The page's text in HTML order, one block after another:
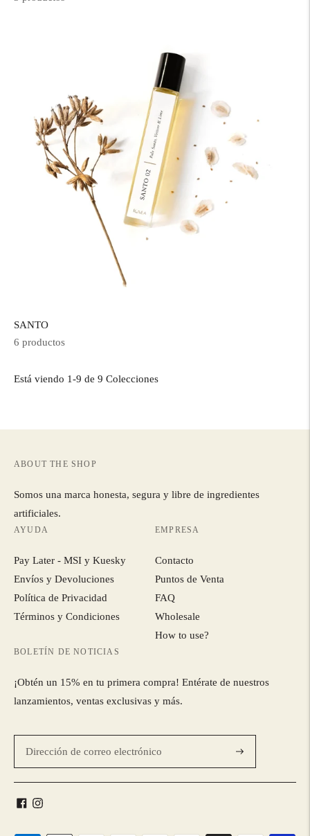
SANTO
6 productos
Está viendo 1-9 de 9 Colecciones
ABOUT THE SHOP
Somos una marca honesta, segura y libre de ingredientes
artificiales.
AYUDA
Pay Later - MSI y Kuesky
Envíos y Devoluciones
Política de Privacidad
Términos y Condiciones
EMPRESA
Contacto
Puntos de Venta
FAQ
Wholesale
How to use?
BOLETÍN DE NOTICIAS
¡Obtén un 15% en tu primera compra! Entérate de nuestros
lanzamientos, ventas exclusivas y más.
Suscríbase
a